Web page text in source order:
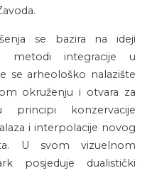
se bazira na ideji
metodi integracije u
se arheološko nalazište
okruženju i otvara za
principi konzervacije
i interpolacije novog
U svom vizuelnom
posjeduje dualistički